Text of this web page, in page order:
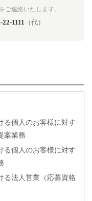
ご連絡いたします。
22-1111 （代）
る個人のお客様に対す
案業務
る個人のお客様に対す
る法人営業（応募資格